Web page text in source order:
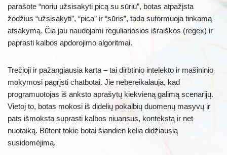
parašote “noriu užsisakyti picą su sūriu”, botas atpažįsta
žodžius “užsisakyti”, “pica” ir “sūris”, tada suformuoja tinkamą
atsakymą. Čia jau naudojami reguliariosios išraiškos (regex) ir
paprasti kalbos apdorojimo algoritmai.
Trečioji ir pažangiausia karta – tai dirbtinio intelekto ir mašininio
mokymosi pagrįsti chatbotai. Jie nebereikalauja, kad
programuotojas iš anksto aprašytų kiekvieną galimą scenarijų.
Vietoj to, botas mokosi iš didelių pokalbių duomenų masyvų ir
pats išmoksta suprasti kalbos niuansus, kontekstą ir net
nuotaiką. Būtent tokie botai šiandien kelia didžiausią
susidomėjimą.